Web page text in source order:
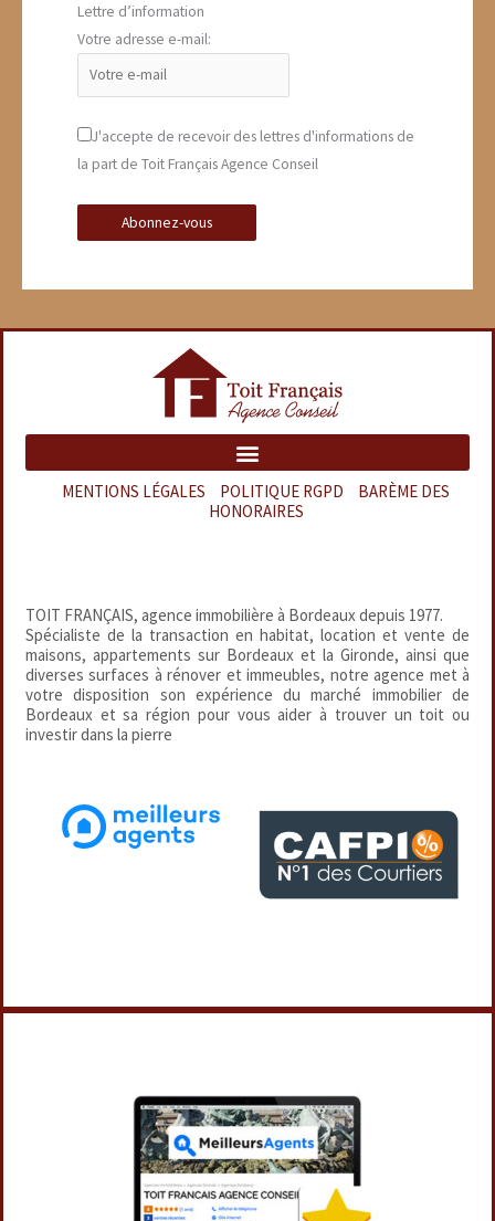
Lettre d’information
Votre adresse e-mail:
J'accepte de recevoir des lettres d'informations de
la part de Toit Français Agence Conseil
MENTIONS LÉGALES POLITIQUE RGPD
BARÈME DES
HONORAIRES
TOIT FRANÇAIS, agence immobilière à Bordeaux depuis 1977.
Spécialiste de la transaction en habitat, location et vente de
maisons, appartements sur Bordeaux et la Gironde, ainsi que
diverses surfaces à rénover et immeubles, notre agence met à
votre disposition son expérience du marché immobilier de
Bordeaux et sa région pour vous aider à trouver un toit ou
investir dans la pierre